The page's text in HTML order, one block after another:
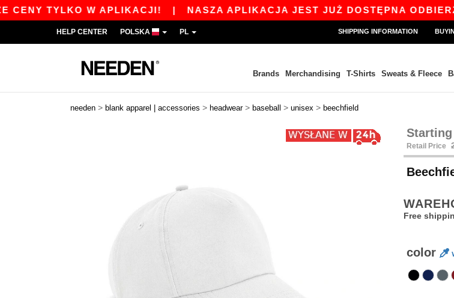
TYLKO W APLIKACJI!|NASZA APLIKACJA JEST JUŻ DOSTĘPNA ODBIERZ 45
HELP CENTER POLSKA PL SHIPPING INFORMATION
Brands Merchandising T-Shirts Sweats & Fleece
needen > blank apparel | accessories > headwear > baseball > unisex > beechfield
Previous
Next
Retail Price
Free
color